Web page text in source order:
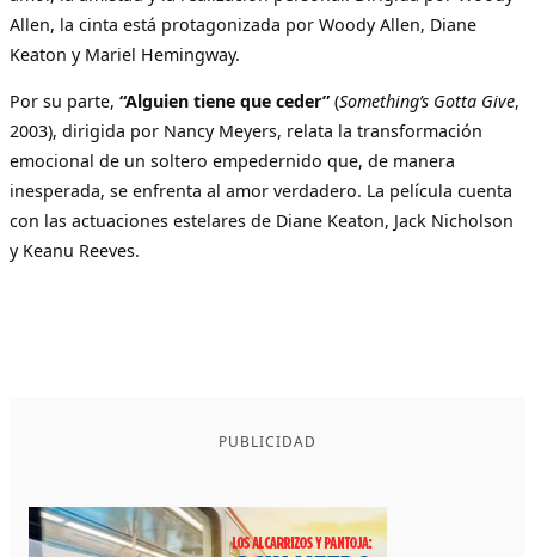
Allen, la cinta está protagonizada por Woody Allen, Diane
Keaton y Mariel Hemingway.
Por su parte, “Alguien tiene que ceder” (Something’s Gotta Give,
2003), dirigida por Nancy Meyers, relata la transformación
emocional de un soltero empedernido que, de manera
inesperada, se enfrenta al amor verdadero. La película cuenta
con las actuaciones estelares de Diane Keaton, Jack Nicholson
y Keanu Reeves.
PUBLICIDAD